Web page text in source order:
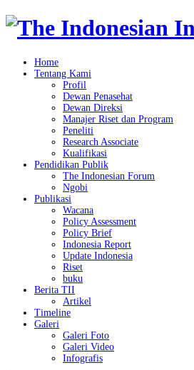
Home
Tentang Kami
Profil
Dewan Penasehat
Dewan Direksi
Manajer Riset dan Program
Peneliti
Research Associate
Kualifikasi
Pendidikan Publik
The Indonesian Forum
Ngobi
Publikasi
Wacana
Policy Assessment
Policy Brief
Indonesia Report
Update Indonesia
Riset
buku
Berita TII
Artikel
Timeline
Galeri
Galeri Foto
Galeri Video
Infografis